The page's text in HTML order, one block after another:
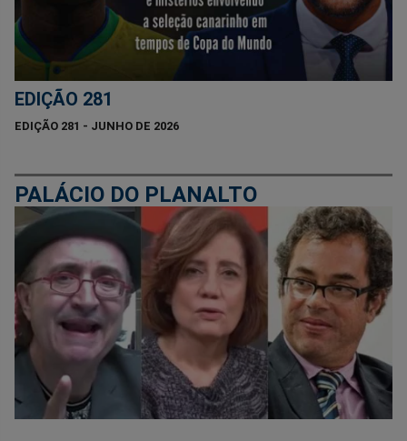
EDIÇÃO 281
EDIÇÃO 281 - JUNHO DE 2026
PALÁCIO DO PLANALTO